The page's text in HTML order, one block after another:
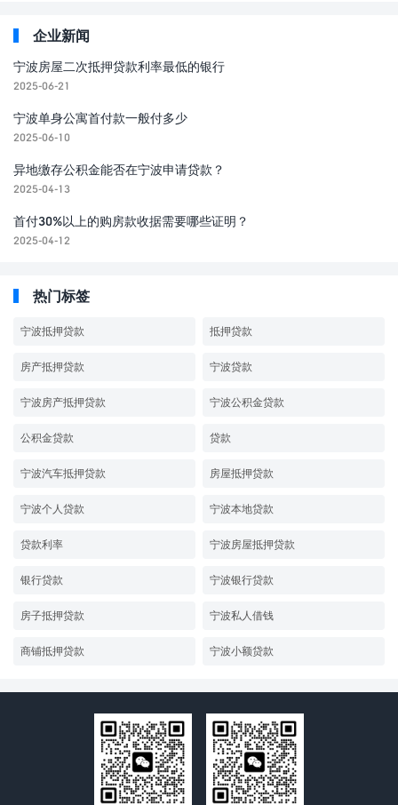
企业新闻
宁波房屋二次抵押贷款利率最低的银行
2025-06-21
宁波单身公寓首付款一般付多少
2025-06-10
异地缴存公积金能否在宁波申请贷款？
2025-04-13
首付30%以上的购房款收据需要哪些证明？
2025-04-12
热门标签
宁波抵押贷款 抵押贷款
房产抵押贷款 宁波贷款
宁波房产抵押贷款 宁波公积金贷款
公积金贷款 贷款
宁波汽车抵押贷款 房屋抵押贷款
宁波个人贷款 宁波本地贷款
贷款利率 宁波房屋抵押贷款
银行贷款 宁波银行贷款
房子抵押贷款 宁波私人借钱
商铺抵押贷款 宁波小额贷款